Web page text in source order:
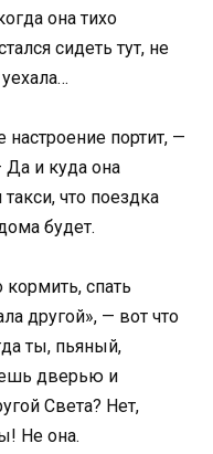
она тихо
сидеть тут, не
портит, —
Да и куда она
что поездка
будет.
спать
другой», — вот что
ты, пьяный,
дверью и
Света? Нет,
Не она.